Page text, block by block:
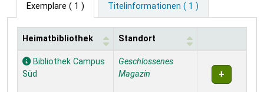
Exemplare ( 1 ) Titelinformationen ( 1 )
Exemplare
Heimatbibliothek Standort
Bibliothek Campus
Süd
Geschlossenes
Magazin